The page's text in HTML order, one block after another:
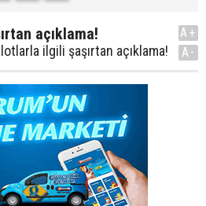
açıklama!
ilgili şaşırtan açıklama!
A+
A-